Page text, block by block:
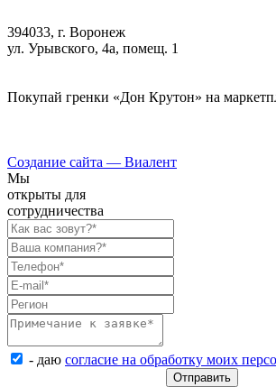
394033, г. Воронеж
ул. Урывского, 4а, помещ. 1
Покупай гренки «Дон Крутон» на
Создание сайта — Виалент
Мы
открыты для
сотрудничества
- даю согласие на обработку моих